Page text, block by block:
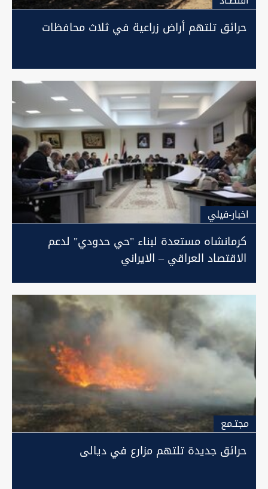
حرائق تلتهم أراض زراعية في ثلاث محافظات
اخبار-فيلي
كرمانشاه مستعدة لبناء "حي حدودي" لدعم
الاقتصاد العراقي – الايراني
مجتـمع
حرائق جديدة تلتهم مزارع في ديالى